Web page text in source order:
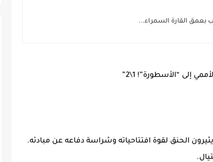
بعمق القارة السمراء...
إلى “الأسطورة”! 1\2”
الحنق لقوة افتتاحياته وشراسة دفاعه عن مبادئه.